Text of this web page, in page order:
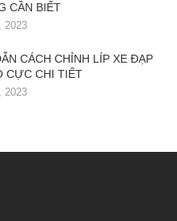
CẦN BIẾT
2023
CÁCH CHỈNH LÍP XE ĐẠP
CỰC CHI TIẾT
2023